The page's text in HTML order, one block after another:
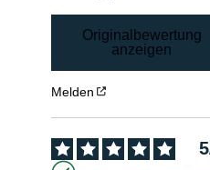
Originalbewertung
anzeigen
Melden
5